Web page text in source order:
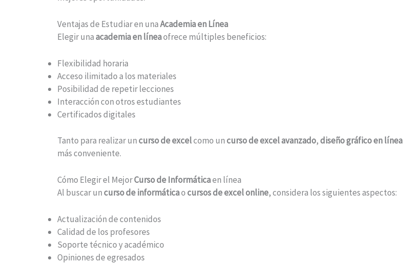
Ventajas de Estudiar en unaAcademia en Línea
Elegir unaacademia en líneaofrece múltiples beneficios:
Flexibilidad horaria
Acceso ilimitado a los materiales
Posibilidad de repetir lecciones
Interacción con otros estudiantes
Certificados digitales
Tanto para realizar uncurso de excelcomo uncurso de excel avanzado,diseño gráfico en línea
más conveniente.
Cómo Elegir el MejorCurso de Informáticaen línea
Al buscar uncurso de informáticaocursos de excel online, considera los siguientes aspectos:
Actualización de contenidos
Calidad de los profesores
Soporte técnico y académico
Opiniones de egresados